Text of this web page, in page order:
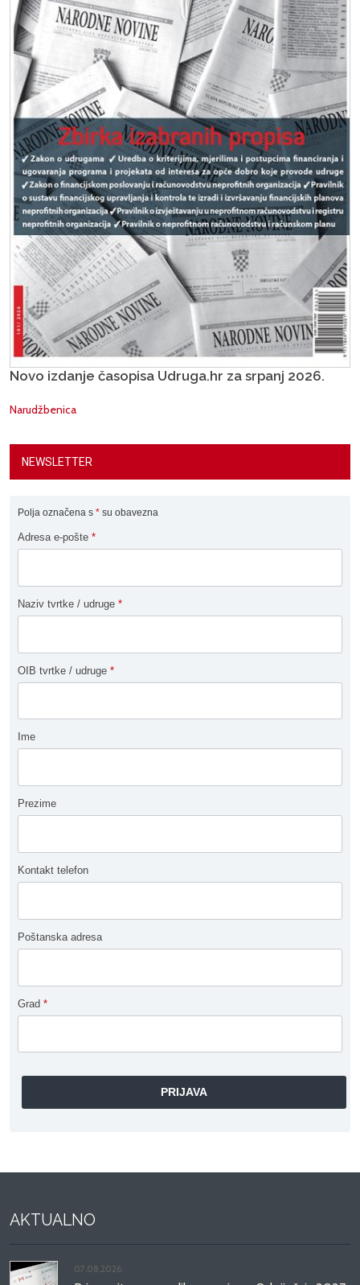
Novo izdanje časopisa Udruga.hr za srpanj 2026.
Narudžbenica
NEWSLETTER
Polja označena s * su obavezna
Adresa e-pošte *
Naziv tvrtke / udruge *
OIB tvrtke / udruge *
Ime
Prezime
Kontakt telefon
Poštanska adresa
Grad *
AKTUALNO
07.08.2026.